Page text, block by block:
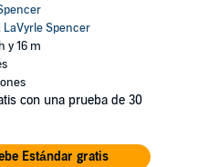
LaVyrle Spencer
y 16 m
con una prueba de 30
Estándar gratis